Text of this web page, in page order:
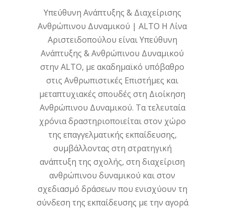
Υπεύθυνη Ανάπτυξης & Διαχείρισης
Ανθρώπινου Δυναμικού | ALTO Η Λίνα
Αριστειδοπούλου είναι Υπεύθυνη
Ανάπτυξης & Ανθρώπινου Δυναμικού
στην ALTO, με ακαδημαϊκό υπόβαθρο
στις Ανθρωπιστικές Επιστήμες και
μεταπτυχιακές σπουδές στη Διοίκηση
Ανθρώπινου Δυναμικού. Τα τελευταία
χρόνια δραστηριοποιείται στον χώρο
της επαγγελματικής εκπαίδευσης,
συμβάλλοντας στη στρατηγική
ανάπτυξη της σχολής, στη διαχείριση
ανθρώπινου δυναμικού και στον
σχεδιασμό δράσεων που ενισχύουν τη
σύνδεση της εκπαίδευσης με την αγορά